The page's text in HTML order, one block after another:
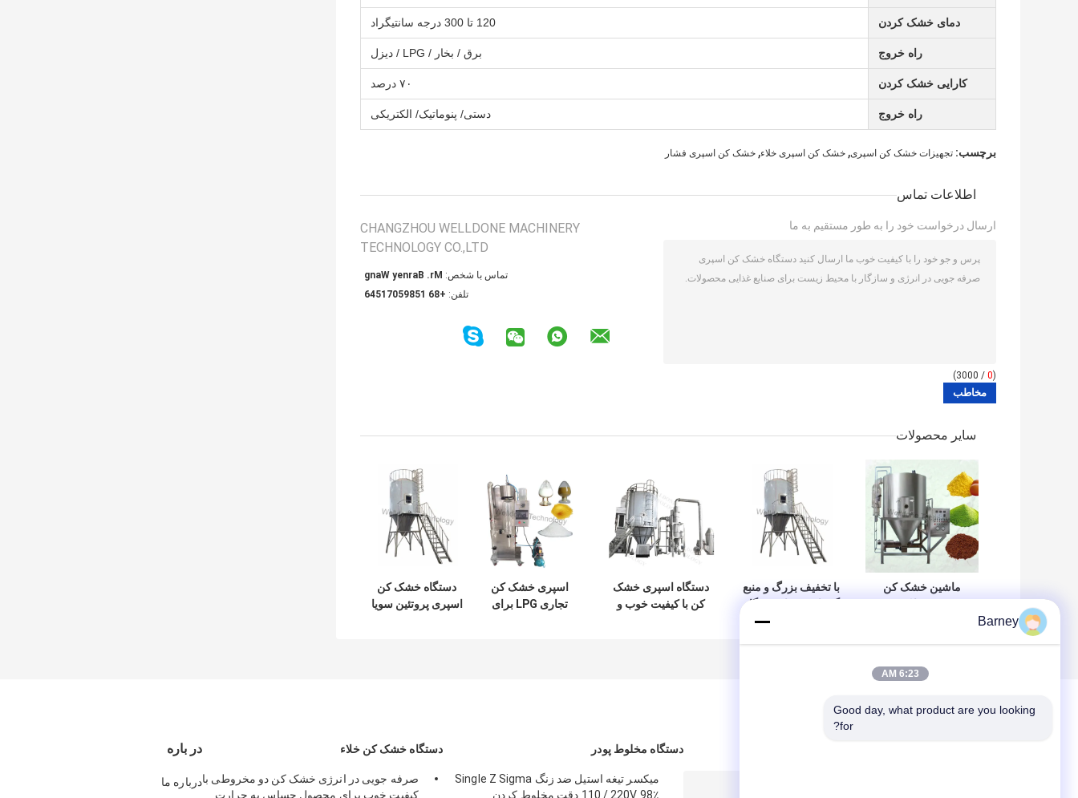
دمای خشک کردن 120 تا 300 درجه سانتیگراد
راه خروج برق / بخار / LPG / دیزل
کارایی خشک کردن ۷۰ درصد
راه خروج دستی/ پنوماتیک/ الکتریکی
برچسب: تجهیزات خشک کن اسپری, خشک کن اسپری خلاء, خشک کن اسپری فشار
اطلاعات تماس
CHANGZHOU WELLDONE MACHINERY
TECHNOLOGY CO.,LTD
تماس با شخص: Mr. Barney Wang
تلفن: +86 15895071546
ارسال درخواست خود را به طور مستقیم به ما
(
0
/ 3000)
سایر محصولات
ماشین خشک کن
با تخفیف بزرگ و منبع
گرمایش بخار دستگاه
خشک کن اسپری
دستگاه اسپری خشک
کن با کیفیت خوب و
اسپری خشک کن
تجاری LPG برای
دستگاه خشک کن
اسپری پروتئین سویا
در باره
درباره ما
دستگاه خشک کن خلاء
صرفه جویی در انرژی خشک کن دو مخروطی با
کیفیت خوب برای محصول حساس به حرارت
دستگاه مخلوط پودر
میکسر تیغه استیل ضد زنگ Single Z Sigma
110 / 220V 98٪ دقت مخلوط کردن
Barney
6:23 AM
Good day, what product are you looking
for?